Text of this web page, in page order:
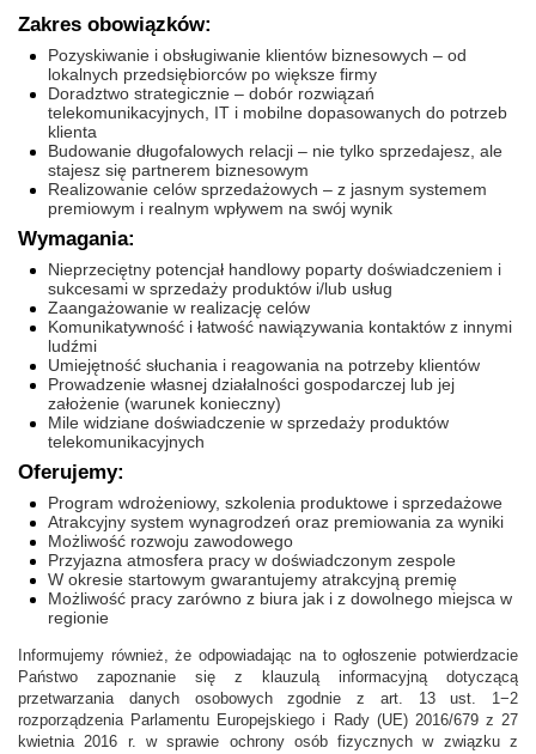
Zakres obowiązków:
Pozyskiwanie i obsługiwanie klientów biznesowych – od
lokalnych przedsiębiorców po większe firmy
Doradztwo strategicznie – dobór rozwiązań
telekomunikacyjnych, IT i mobilne dopasowanych do potrzeb
klienta
Budowanie długofalowych relacji – nie tylko sprzedajesz, ale
stajesz się partnerem biznesowym
Realizowanie celów sprzedażowych – z jasnym systemem
premiowym i realnym wpływem na swój wynik
Wymagania:
Nieprzeciętny potencjał handlowy poparty doświadczeniem i
sukcesami w sprzedaży produktów i/lub usług
Zaangażowanie w realizację celów
Komunikatywność i łatwość nawiązywania kontaktów z innymi
ludźmi
Umiejętność słuchania i reagowania na potrzeby klientów
Prowadzenie własnej działalności gospodarczej lub jej
założenie (warunek konieczny)
Mile widziane doświadczenie w sprzedaży produktów
telekomunikacyjnych
Oferujemy:
Program wdrożeniowy, szkolenia produktowe i sprzedażowe
Atrakcyjny system wynagrodzeń oraz premiowania za wyniki
Możliwość rozwoju zawodowego
Przyjazna atmosfera pracy w doświadczonym zespole
W okresie startowym gwarantujemy atrakcyjną premię
Możliwość pracy zarówno z biura jak i z dowolnego miejsca w
regionie
Informujemy również, że odpowiadając na to ogłoszenie potwierdzacie
Państwo zapoznanie się z klauzulą informacyjną dotyczącą
przetwarzania danych osobowych zgodnie z art. 13 ust. 1−2
rozporządzenia Parlamentu Europejskiego i Rady (UE) 2016/679 z 27
kwietnia 2016 r. w sprawie ochrony osób fizycznych w związku z